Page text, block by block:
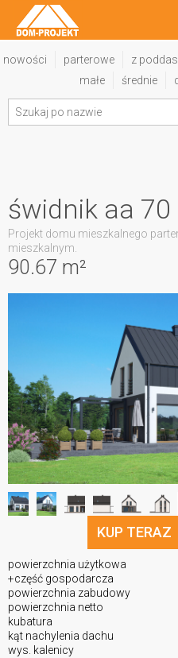
nowości parterowe z
małe
średnie
90.67 m²
świdnik aa 70
Projekt domu mieszkalnego
mieszkalnym.
KUP TERAZ
powierzchnia użytkowa
+część gospodarcza
powierzchnia zabudowy
powierzchnia netto
kubatura
kąt nachylenia dachu
wys. kalenicy